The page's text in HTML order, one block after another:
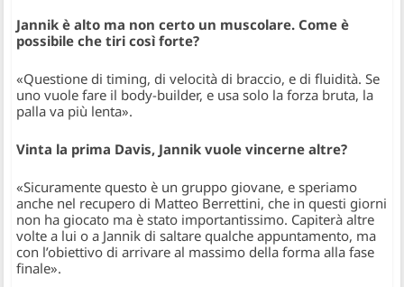
Jannik è alto ma non certo un muscolare. Come è
possibile che tiri così forte?
«Questione di timing, di velocità di braccio, e di fluidità. Se
uno vuole fare il body-builder, e usa solo la forza bruta, la
palla va più lenta».
Vinta la prima Davis, Jannik vuole vincerne altre?
«Sicuramente questo è un gruppo giovane, e speriamo
anche nel recupero di Matteo Berrettini, che in questi giorni
non ha giocato ma è stato importantissimo. Capiterà altre
volte a lui o a Jannik di saltare qualche appuntamento, ma
con l’obiettivo di arrivare al massimo della forma alla fase
finale».